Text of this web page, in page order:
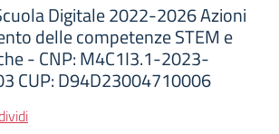
Digitale 2022-2026 Azioni
delle competenze STEM e
- CNP: M4C1I3.1-2023-
CUP: D94D23004710006